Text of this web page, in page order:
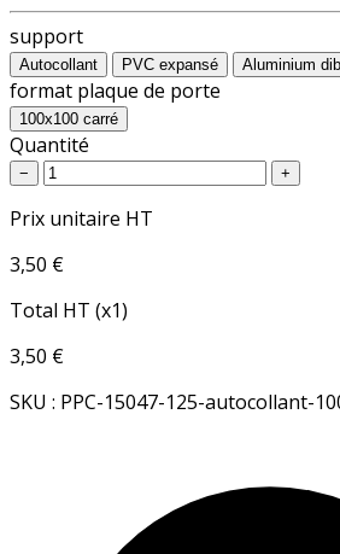
support
Autocollant PVC expansé Aluminium
format plaque de porte
100x100 carré
Quantité
− +
Prix unitaire HT
3,50 €
Total HT (x1)
3,50 €
SKU : PPC-15047-125-autocollant-